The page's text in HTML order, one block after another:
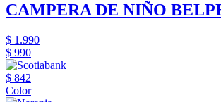
CAMPERA DE NIÑO
$ 1.990
$ 990
$ 842
Color